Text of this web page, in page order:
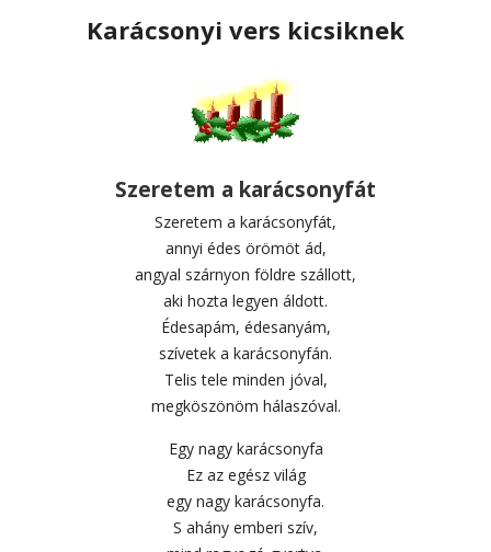
Karácsonyi vers kicsiknek
Szeretem a karácsonyfát
Szeretem a karácsonyfát,
annyi édes örömöt ád,
angyal szárnyon földre szállott,
aki hozta legyen áldott.
Édesapám, édesanyám,
szívetek a karácsonyfán.
Telis tele minden jóval,
megköszönöm hálaszóval.
Egy nagy karácsonyfa
Ez az egész világ
egy nagy karácsonyfa.
S ahány emberi szív,